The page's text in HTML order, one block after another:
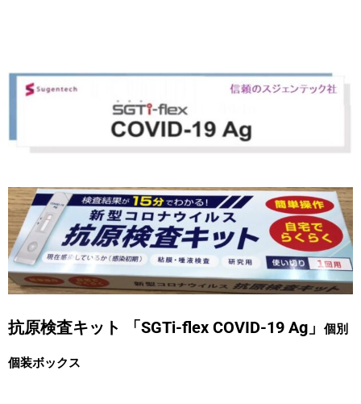
抗原検査キット 「SGTi-flex COVID-19 Ag」 個別
個装ボックス